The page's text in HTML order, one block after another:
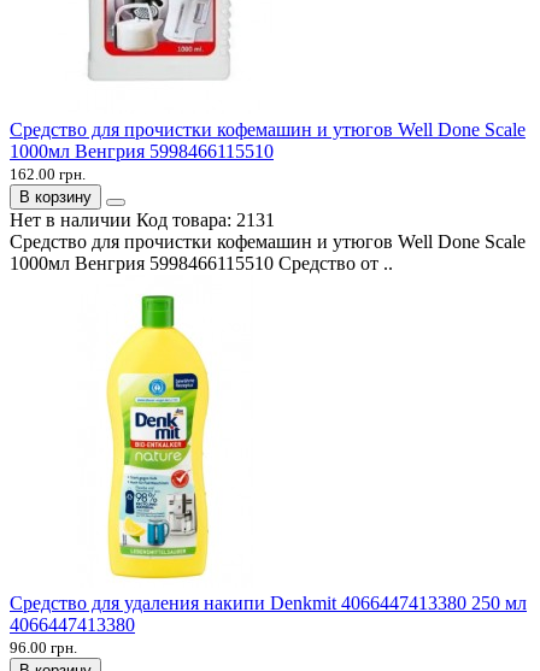
Средство для прочистки кофемашин и утюгов Well Done Scale
1000мл Венгрия 5998466115510
162.00 грн.
В корзину
Нет в наличии Код товара: 2131
Средство для прочистки кофемашин и утюгов Well Done Scale
1000мл Венгрия 5998466115510 Средство от ..
Средство для удаления накипи Denkmit 4066447413380 250 мл
4066447413380
96.00 грн.